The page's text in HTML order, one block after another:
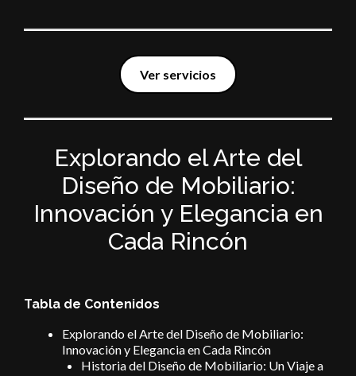
Ver servicios
Explorando el Arte del
Diseño de Mobiliario:
Innovación y Elegancia en
Cada Rincón
Tabla de Contenidos
Explorando el Arte del Diseño de Mobiliario:
Innovación y Elegancia en Cada Rincón
Historia del Diseño de Mobiliario: Un Viaje a